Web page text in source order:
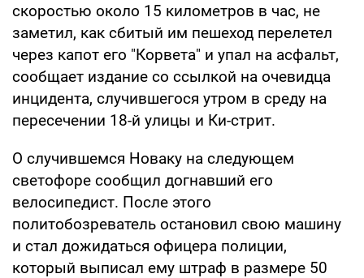
скоростью около 15 километров в час, не
заметил, как сбитый им пешеход перелетел
через капот его "Корвета" и упал на асфальт,
сообщает издание со ссылкой на очевидца
инцидента, случившегося утром в среду на
пересечении 18-й улицы и Ки-стрит.
О случившемся Новаку на следующем
светофоре сообщил догнавший его
велосипедист. После этого
политобозреватель остановил свою машину
и стал дожидаться офицера полиции,
который выписал ему штраф в размере 50